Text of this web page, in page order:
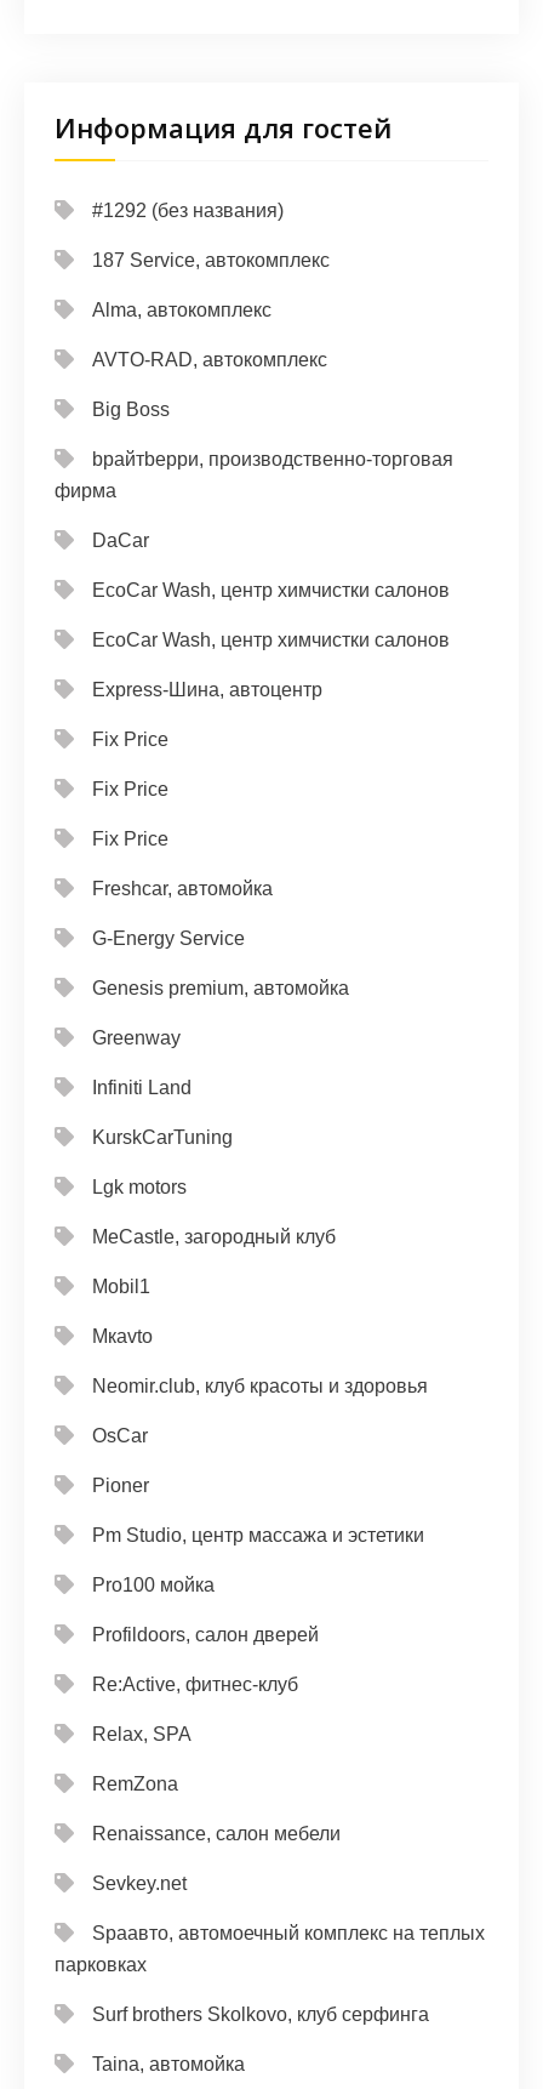
Информация для гостей
#1292 (без названия)
187 Service, автокомплекс
Alma, автокомплекс
AVTO-RAD, автокомплекс
Big Boss
bрайтbерри, производственно-торговая
фирма
DaCar
EcoCar Wash, центр химчистки салонов
EcoCar Wash, центр химчистки салонов
Express-Шина, автоцентр
Fix Price
Fix Price
Fix Price
Freshcar, автомойка
G-Energy Service
Genesis premium, автомойка
Greenway
Infiniti Land
KurskCarTuning
Lgk motors
MeCastle, загородный клуб
Mobil1
Mкavto
Neomir.club, клуб красоты и здоровья
OsCar
Pioner
Pm Studio, центр массажа и эстетики
Pro100 мойка
Profildoors, салон дверей
Re:Active, фитнес-клуб
Relax, SPA
RemZona
Renaissance, салон мебели
Sevkey.net
Spaавто, автомоечный комплекс на теплых
парковках
Surf brothers Skolkovo, клуб серфинга
Taina, автомойка